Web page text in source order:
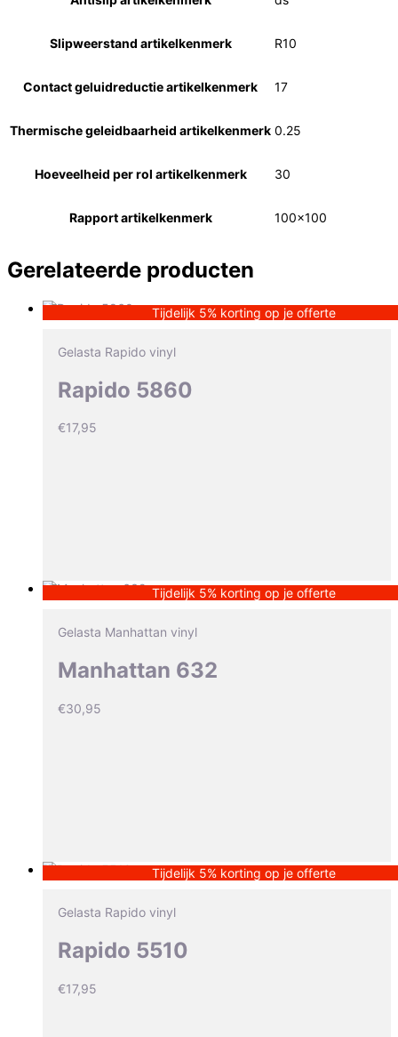
Slipweerstand artikelkenmerk R10
Contact geluidreductie artikelkenmerk 17
Thermische geleidbaarheid artikelkenmerk 0.25
Hoeveelheid per rol artikelkenmerk 30
Rapport artikelkenmerk 100×100
Gerelateerde producten
Tijdelijk 5% korting op je offerte
Gelasta Rapido vinyl
Rapido 5860
€17,95
Tijdelijk 5% korting op je offerte
Gelasta Manhattan vinyl
Manhattan 632
€30,95
Tijdelijk 5% korting op je offerte
Gelasta Rapido vinyl
Rapido 5510
€17,95